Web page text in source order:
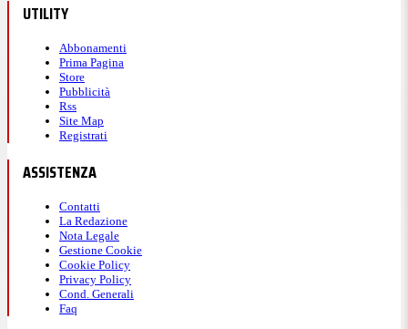
UTILITY
Abbonamenti
Prima Pagina
Store
Pubblicità
Rss
Site Map
Registrati
ASSISTENZA
Contatti
La Redazione
Nota Legale
Gestione Cookie
Cookie Policy
Privacy Policy
Cond. Generali
Faq